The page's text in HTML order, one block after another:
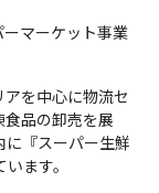
マーケット事業
を中心に物流セ
品の卸売を展
『スーパー生鮮
ます。